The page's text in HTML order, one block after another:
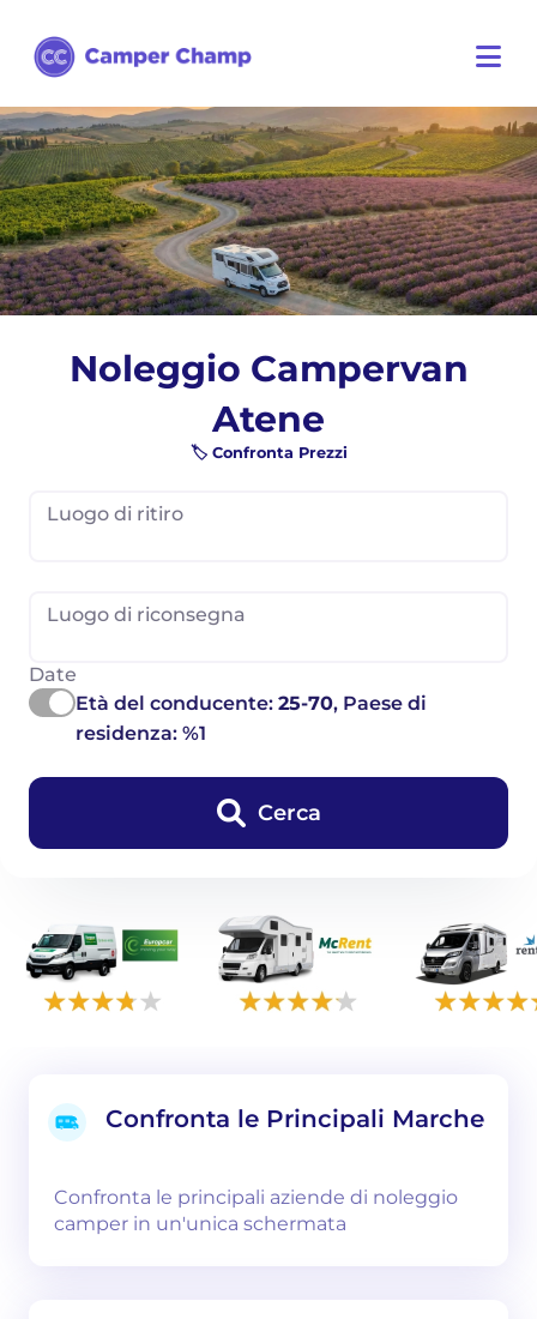
Noleggio Campervan
Atene
🏷️ Confronta Prezzi
Luogo di ritiro
Luogo di riconsegna
Date
Età del conducente:25-70, Paese di
residenza: %1
Cerca
Confronta le Principali Marche
Confronta le principali aziende di noleggio
camper in un'unica schermata